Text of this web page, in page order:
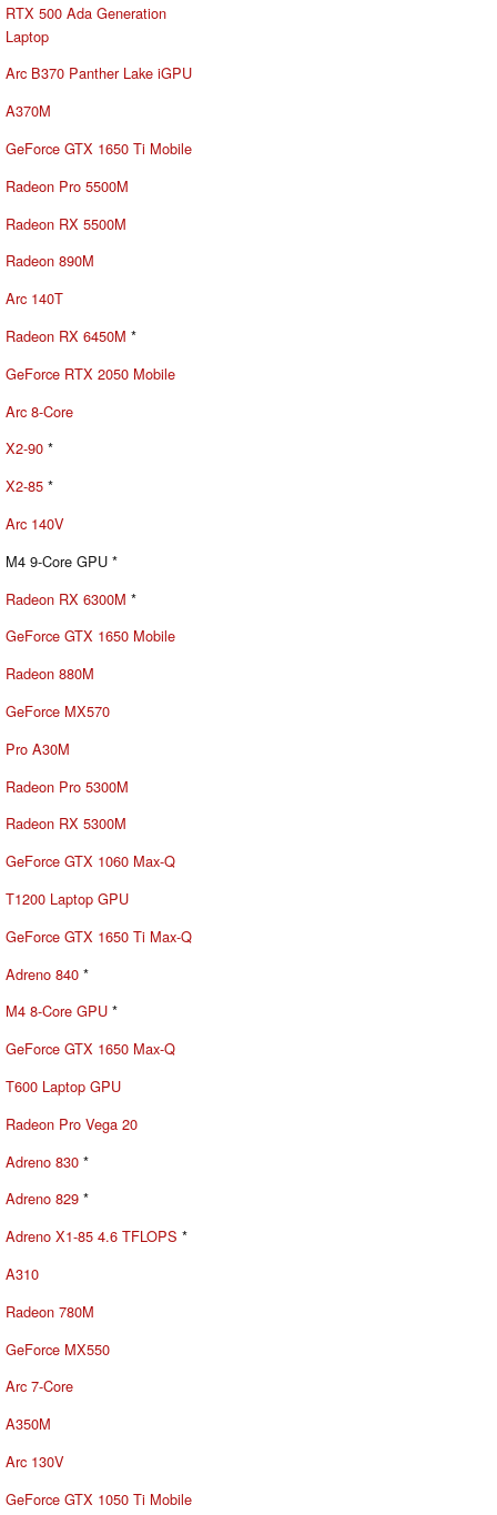
RTX 500 Ada Generation
Laptop
Arc B370 Panther Lake iGPU
A370M
GeForce GTX 1650 Ti Mobile
Radeon Pro 5500M
Radeon RX 5500M
Radeon 890M
Arc 140T
Radeon RX 6450M *
GeForce RTX 2050 Mobile
Arc 8-Core
X2-90 *
X2-85 *
Arc 140V
M4 9-Core GPU *
Radeon RX 6300M *
GeForce GTX 1650 Mobile
Radeon 880M
GeForce MX570
Pro A30M
Radeon Pro 5300M
Radeon RX 5300M
GeForce GTX 1060 Max-Q
T1200 Laptop GPU
GeForce GTX 1650 Ti Max-Q
Adreno 840 *
M4 8-Core GPU *
GeForce GTX 1650 Max-Q
T600 Laptop GPU
Radeon Pro Vega 20
Adreno 830 *
Adreno 829 *
Adreno X1-85 4.6 TFLOPS *
A310
Radeon 780M
GeForce MX550
Arc 7-Core
A350M
Arc 130V
GeForce GTX 1050 Ti Mobile